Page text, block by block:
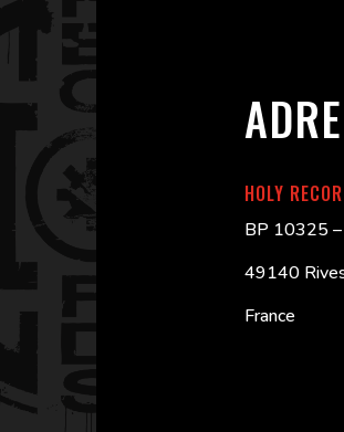
HOLY
BP 10325
49140
France